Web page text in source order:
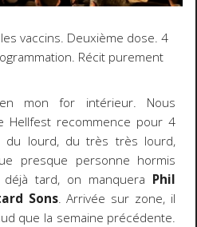
vaccins. Deuxième dose. 4
Récit purement
en mon for intérieur. Nous
Hellfest recommence pour 4
du lourd, du très très lourd,
presque personne hormis
tard, on manquera Phil
Sons. Arrivée sur zone, il
que la semaine précédente.